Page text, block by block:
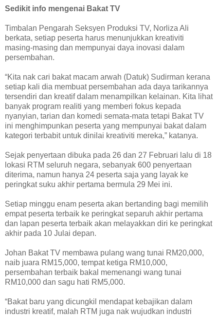
Sedikit info mengenai Bakat TV
Timbalan Pengarah Seksyen Produksi TV, Norliza Ali
berkata, setiap peserta harus menunjukkan kreativiti
masing-masing dan mempunyai daya inovasi dalam
persembahan.
“Kita nak cari bakat macam arwah (Datuk) Sudirman kerana
setiap kali dia membuat persembahan ada daya tarikannya
tersendiri dan kreatif dalam menampilkan kelainan. Kita lihat
banyak program realiti yang memberi fokus kepada
nyanyian, tarian dan komedi semata-mata tetapi Bakat TV
ini menghimpunkan peserta yang mempunyai bakat dalam
kategori terbabit untuk dinilai kreativiti mereka,” katanya.
Sejak penyertaan dibuka pada 26 dan 27 Februari lalu di 18
lokasi RTM seluruh negara, sebanyak 600 penyertaan
diterima, namun hanya 24 peserta saja yang layak ke
peringkat suku akhir pertama bermula 29 Mei ini.
Setiap minggu enam peserta akan bertanding bagi memilih
empat peserta terbaik ke peringkat separuh akhir pertama
dan lapan peserta terbaik akan melayakkan diri ke peringkat
akhir pada 10 Julai depan.
Johan Bakat TV membawa pulang wang tunai RM20,000,
naib juara RM15,000, tempat ketiga RM10,000,
persembahan terbaik bakal memenangi wang tunai
RM10,000 dan sagu hati RM5,000.
“Bakat baru yang dicungkil mendapat kebajikan dalam
industri kreatif, malah RTM juga nak wujudkan industri